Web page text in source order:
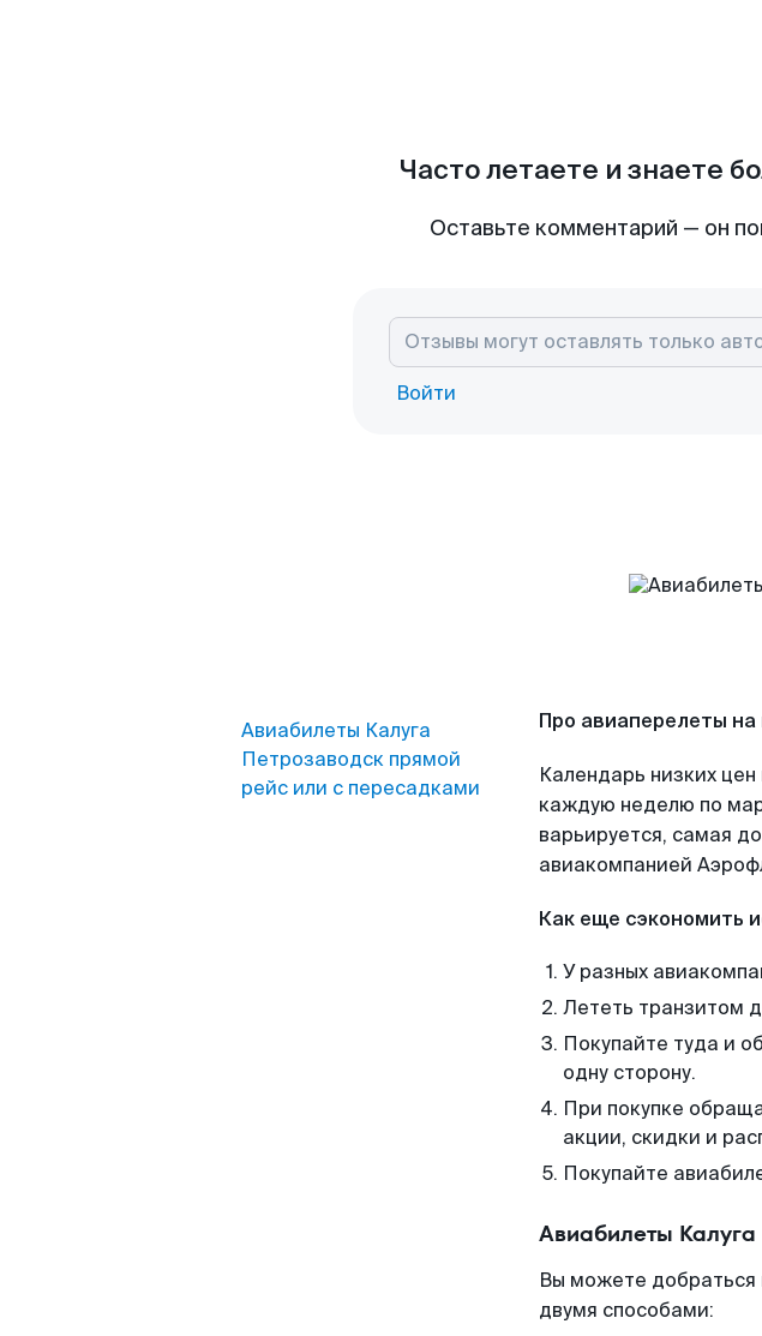
Часто летаете и знаете
Оставьте комментарий — он
Войти
Авиабилеты Калуга
Петрозаводск прямой
рейс или с пересадками
Про авиаперелеты
Календарь низких
каждую неделю по
варьируется, самая
авиакомпанией
Как еще сэкономить
У разных
Лететь транзитом
Покупайте туда и
одну сторону.
При покупке
акции, скидки и
Покупайте
Авиабилеты
Вы можете добраться
двумя способами: